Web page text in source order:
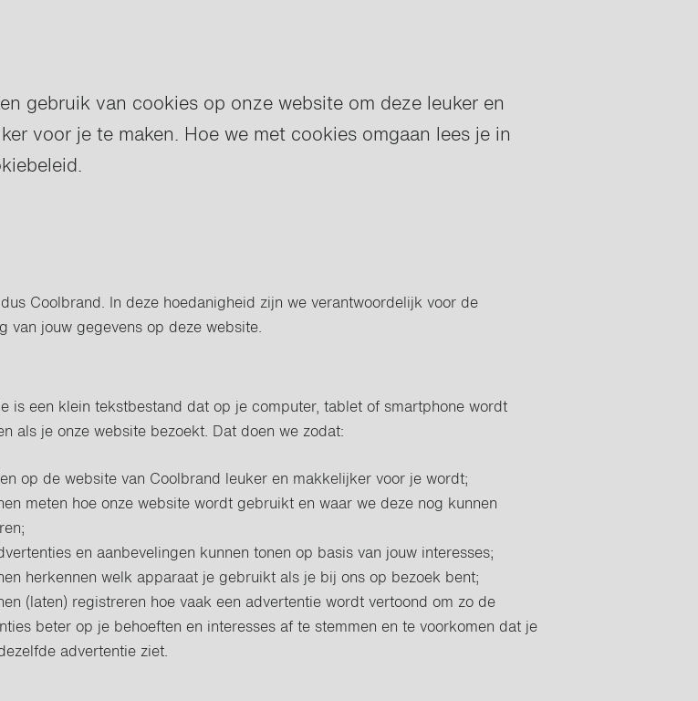
gebruik van cookies op onze website om deze leuker en
voor je te maken. Hoe we met cookies omgaan lees je in
dus Coolbrand. In deze hoedanigheid zijn we verantwoordelijk voor de
van jouw gegevens op deze website.
is een klein tekstbestand dat op je computer, tablet of smartphone wordt
als je onze website bezoekt. Dat doen we zodat:
op de website van Coolbrand leuker en makkelijker voor je wordt;
meten hoe onze website wordt gebruikt en waar we deze nog kunnen
en aanbevelingen kunnen tonen op basis van jouw interesses;
herkennen welk apparaat je gebruikt als je bij ons op bezoek bent;
(laten) registreren hoe vaak een advertentie wordt vertoond om zo de
beter op je behoeften en interesses af te stemmen en te voorkomen dat je
advertentie ziet.